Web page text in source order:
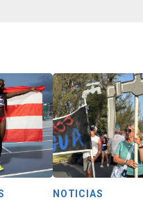
NOTICIAS